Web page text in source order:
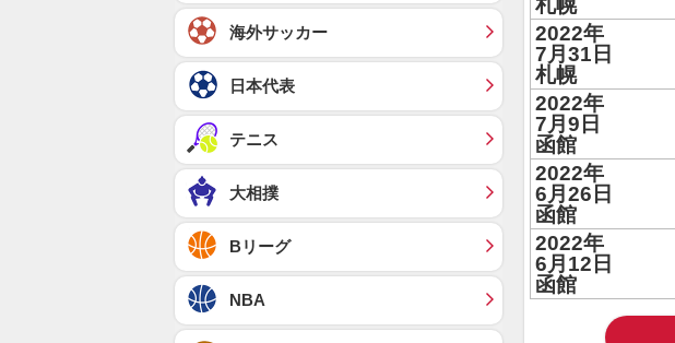
札幌
2022年
7月31日
札幌
2022年
7月9日
函館
2022年
6月26日
函館
2022年
6月12日
函館
海外サッカー
日本代表
テニス
大相撲
Bリーグ
NBA